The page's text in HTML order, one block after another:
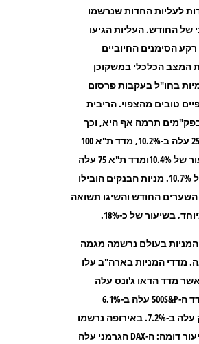
לעליות החדות שנרשמו
של החודש. העליות הגיעו
הסימנים החיוביים
המצב הכלכלי במשקוכן
בחו"ל בעקבות פרסום
טובים מהצפוי. הריבית
תרמה אף היא, וכך
מדד ת"א 25 עלה ב-10.2%, מדד ת"א 100
עלה בשיעור של 10.4%ומדד ת"א 75 עלה
בשיעור של 10.7%. מניות הבנקים הובילו
החודש והשיגו תשואה
בשיעור של כ-18%.
בעולם נרשמה מגמה
מדדי המניות בארה"ב עלו
מדד הדאו ג'ונס עלה
ב-7.4%, מדד ה-500S&P עלה ב-6.1%
והנאסד"ק עלה ב-7.2%. באירופה נרשמו
עליות בשיעור דומה: ה-DAX הגרמני עלה